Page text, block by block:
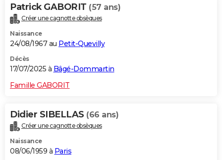
Patrick GABORIT (57 ans)
Créer une cagnotte obsèques
Naissance
24/08/1967 au Petit-Quevilly
Décès
17/07/2025 à Bâgé-Dommartin
Famille GABORIT
Didier SIBELLAS (66 ans)
Créer une cagnotte obsèques
Naissance
08/06/1959 à Paris